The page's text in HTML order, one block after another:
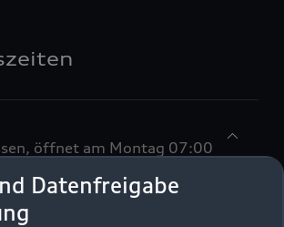
Datenfreigabe
, öffnet am Montag 07:00